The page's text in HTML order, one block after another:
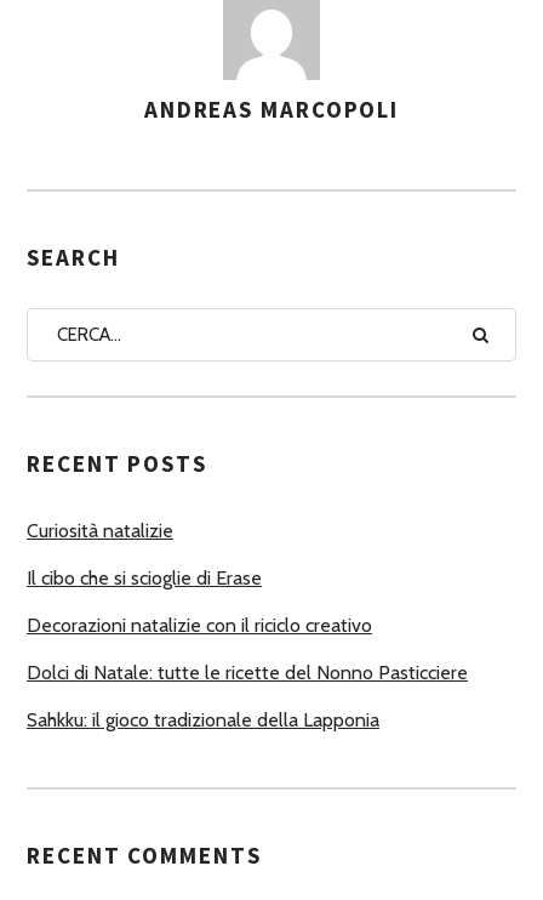
S
G
A
U
O
I
ANDREAS MARCOPOLI
SEARCH
RECENT POSTS
Curiosità natalizie
Il cibo che si scioglie di Erase
Decorazioni natalizie con il riciclo creativo
Dolci di Natale: tutte le ricette del Nonno Pasticciere
Sahkku: il gioco tradizionale della Lapponia
RECENT COMMENTS